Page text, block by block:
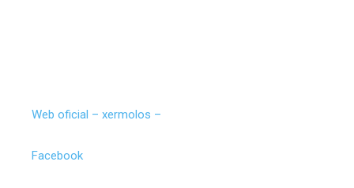
Web oficial – xermolos –
Facebook